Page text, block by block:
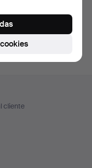
archivo de
cliente